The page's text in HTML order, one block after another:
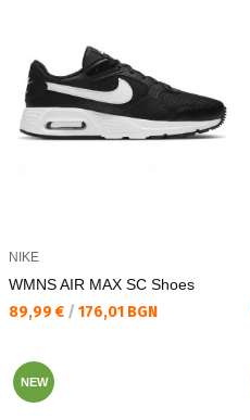
NIKE
WMNS AIR MAX SC Shoes
Текуща цена:
89,99 € / 176,01 BGN
NEW